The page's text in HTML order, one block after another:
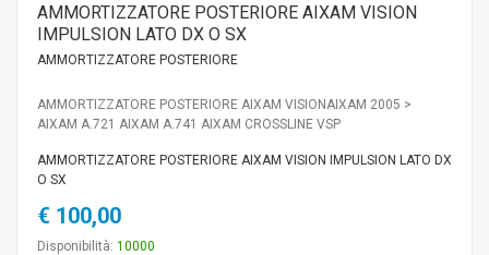
AMMORTIZZATORE POSTERIORE AIXAM VISION
IMPULSION LATO DX O SX
AMMORTIZZATORE POSTERIORE
AMMORTIZZATORE POSTERIORE AIXAM VISIONAIXAM 2005 >
AIXAM A.721 AIXAM A.741 AIXAM CROSSLINE VSP
AMMORTIZZATORE POSTERIORE AIXAM VISION IMPULSION LATO DX
O SX
€ 100,00
Disponibilità: 10000